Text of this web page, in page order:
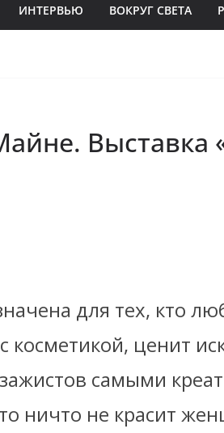
ИНТЕРВЬЮ ВОКРУГ СВЕТА
Выставка
для тех, кто
косметикой, ценит
самыми
ничто не красит